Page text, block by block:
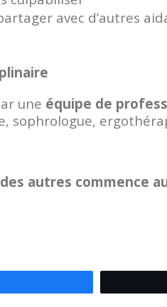
avec d’autres
une équipe de
sophrologue,
autres commence